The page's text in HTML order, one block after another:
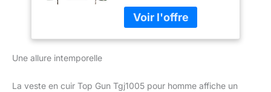
Mit schönen Top Gun
Stickereien Avec ceinture
en tricot élastique Avec
Une allure intemporelle
La veste en cuir Top Gun Tgj1005 pour homme affiche un